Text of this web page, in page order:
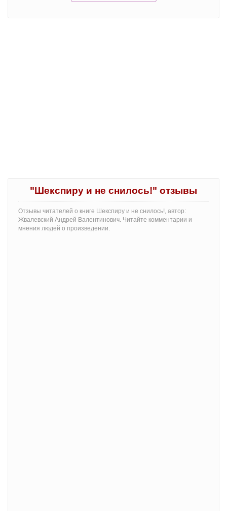
"Шекспиру и не снилось!" отзывы
Отзывы читателей о книге Шекспиру и не снилось!, автор:
Жвалевский Андрей Валентинович. Читайте комментарии и
мнения людей о произведении.